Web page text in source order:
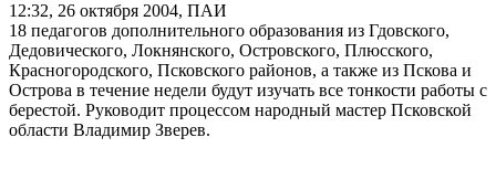
12:32, 26 октября 2004, ПАИ
18 педагогов дополнительного образования из Гдовского,
Дедовического, Локнянского, Островского, Плюсского,
Красногородского, Псковского районов, а также из Пскова и
Острова в течение недели будут изучать все тонкости работы с
берестой. Руководит процессом народный мастер Псковской
области Владимир Зверев.